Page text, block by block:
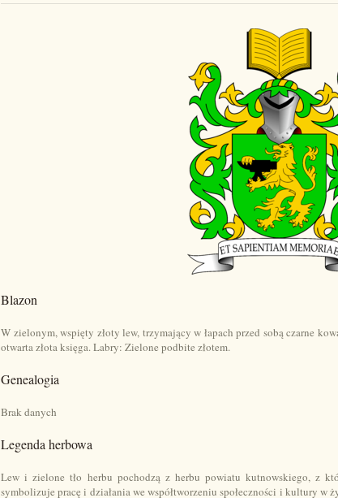
Blazon
W zielonym, wspięty złoty lew, trzymający w łapach przed sobą czarne
otwarta złota księga. Labry: Zielone podbite złotem.
Genealogia
Brak danych
Legenda herbowa
Lew i zielone tło herbu pochodzą z herbu powiatu kutnowskiego, z
symbolizuje pracę i działania we współtworzeniu społeczności i kultury w